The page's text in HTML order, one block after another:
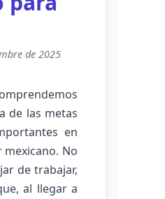
de 2025
de las metas
en
mexicano. No
de trabajar,
al llegar a